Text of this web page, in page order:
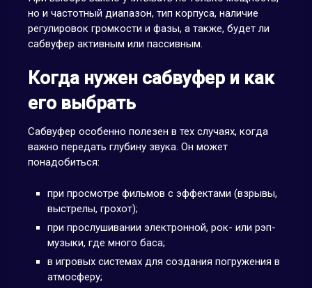
но и частотный диапазон, тип корпуса, наличие
регулировок громкости и фазы, а также, будет ли
сабвуфер активным или пассивным.
Когда нужен сабвуфер и как
его выбрать
Сабвуфер особенно полезен в тех случаях, когда
важно передать глубину звука. Он может
понадобиться:
при просмотре фильмов с эффектами (взрывы,
выстрелы, грохот);
при прослушивании электронной, рок- или рэп-
музыки, где много баса;
в игровых системах для создания погружения в
атмосферу;